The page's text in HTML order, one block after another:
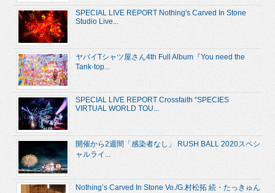
SPECIAL LIVE REPORT Nothing's Carved In Stone
Studio Live...
ヤバイTシャツ屋さん4th Full Album『You need the
Tank-top...
SPECIAL LIVE REPORT Crossfaith “SPECIES
VIRTUAL WORLD TOU...
開催から2週間「感染者なし」 RUSH BALL 2020スペシ
ャルライ...
Nothing’s Carved In Stone Vo./G.村松拓 続・たっきゅん